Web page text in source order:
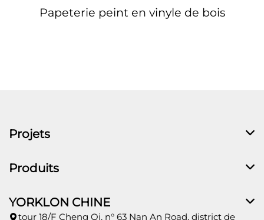
Papeterie peint en vinyle de bois
Projets
Produits
YORKLON CHINE
tour 18/F Cheng Qi, n° 63 Nan An Road, district de